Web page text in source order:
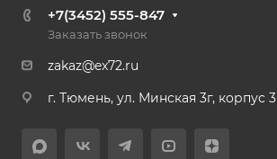
+7(3452) 555-847
Заказать звонок
zakaz@ex72.ru
г. Тюмень, ул. Минская 3г, корпус 3